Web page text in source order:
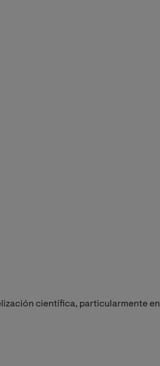
científica, particularmente en